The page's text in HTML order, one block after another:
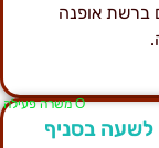
ברשת אופנה
Ο משרה פעילה
סגן/ית – 34 ש"ח לשעה בסניף